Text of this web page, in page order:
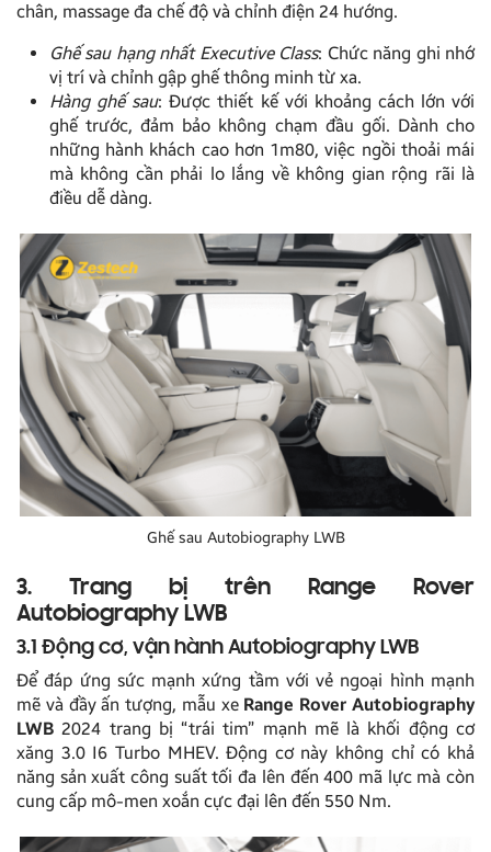
chân, massage đa chế độ và chỉnh điện 24 hướng.
Ghế sau hạng nhất Executive Class: Chức năng ghi nhớ
vị trí và chỉnh gập ghế thông minh từ xa.
Hàng ghế sau: Được thiết kế với khoảng cách lớn với
ghế trước, đảm bảo không chạm đầu gối. Dành cho
những hành khách cao hơn 1m80, việc ngồi thoải mái
mà không cần phải lo lắng về không gian rộng rãi là
điều dễ dàng.
Ghế sau Autobiography LWB
3. Trang bị trên Range Rover
Autobiography LWB
3.1 Động cơ, vận hành Autobiography LWB
Để đáp ứng sức mạnh xứng tầm với vẻ ngoại hình mạnh
mẽ và đầy ấn tượng, mẫu xe Range Rover Autobiography
LWB 2024 trang bị “trái tim” mạnh mẽ là khối động cơ
xăng 3.0 I6 Turbo MHEV. Động cơ này không chỉ có khả
năng sản xuất công suất tối đa lên đến 400 mã lực mà còn
cung cấp mô-men xoắn cực đại lên đến 550 Nm.